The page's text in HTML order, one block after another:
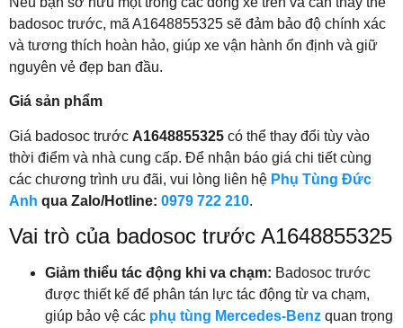
badosoc trước, mã A1648855325 sẽ đảm bảo độ chính xác
và tương thích hoàn hảo, giúp xe vận hành ổn định và giữ
nguyên vẻ đẹp ban đầu.
Giá sản phẩm
Giá badosoc trước A1648855325 có thể thay đổi tùy vào
thời điểm và nhà cung cấp. Để nhận báo giá chi tiết cùng
các chương trình ưu đãi, vui lòng liên hệ Phụ Tùng Đức
Anh qua Zalo/Hotline: 0979 722 210.
Vai trò của badosoc trước A1648855325
Giảm thiểu tác động khi va chạm: Badosoc trước
được thiết kế để phân tán lực tác động từ va chạm,
giúp bảo vệ các phụ tùng Mercedes-Benz quan trọng